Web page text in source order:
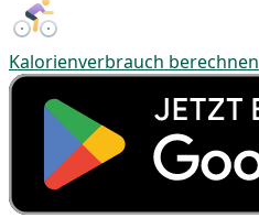
Kalorienverbrauch berechnen